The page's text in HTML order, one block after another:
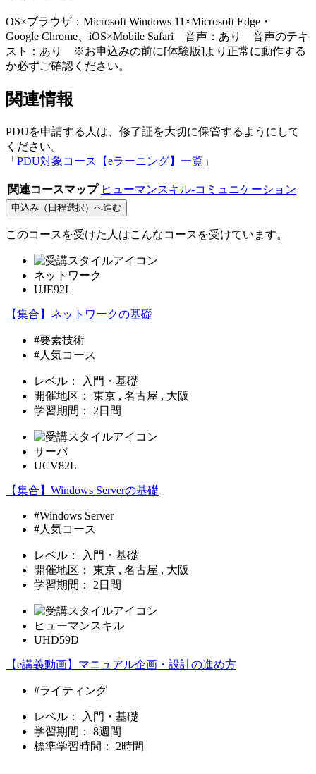
OS×ブラウザ：Microsoft Windows 11×Microsoft Edge・
Google Chrome、iOS×Mobile Safari 音声：あり 音声のテキ
スト：あり ※お申込みの前に[体験版]より正常に動作する
か必ずご確認ください。
関連情報
PDUを申請する人は、修了証を大切に保管するようにして
ください。
「 PDU対象コース【eラーニング】一覧 」
関連コースマップ ヒューマンスキル-コミュニケーション
申込み（日程選択）へ進む
このコースを受けた人はこんなコースを受けています。
ネットワーク
UJE92L
【集合】ネットワークの基礎
#要素技術
#人気コース
レベル：
入門・基礎
開催地区：
東京 , 名古屋 , 大阪
学習期間：
2日間
サーバ
UCV82L
【集合】Windows Serverの基礎
#Windows Server
#人気コース
レベル：
入門・基礎
開催地区：
東京 , 名古屋 , 大阪
学習期間：
2日間
ヒューマンスキル
UHD59D
【e講義動画】マニュアル企画・設計の進め方
#ライティング
レベル：
入門・基礎
学習期間：
8週間
標準学習時間：
2時間